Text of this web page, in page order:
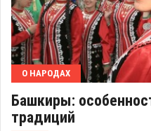
О НАРОДАХ
Башкиры:
традиций